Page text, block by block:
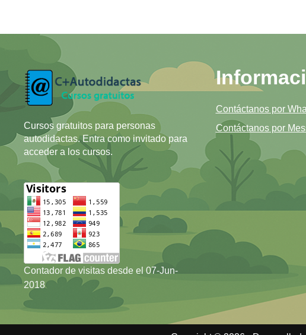
Cursos gratuitos para personas
autodidactas. Entra como invitado para
acceder a los cursos.
Contador de visitas desde el 07-Jun-
2018
Contáctanos por
Contáctanos por